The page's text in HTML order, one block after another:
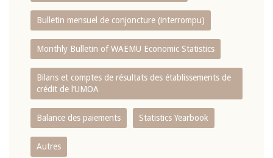
Bulletin mensuel de conjoncture (interrompu)
Monthly Bulletin of WAEMU Economic Statistics
Bilans et comptes de résultats des établissements de
crédit de l‘UMOA
Balance des paiements Statistics Yearbook
Autres